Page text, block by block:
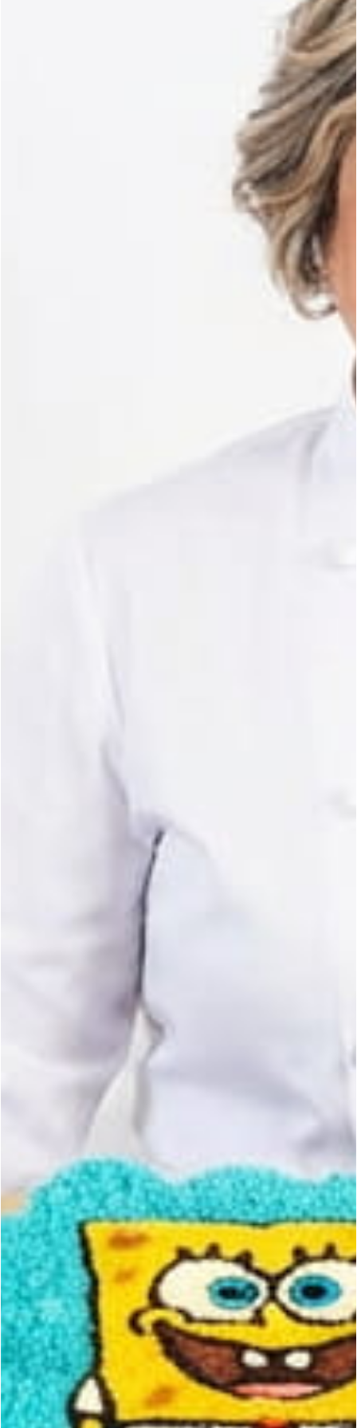
Curso de decoración de galletas en Aguascalientes
Curso de pasteles para diabeticos en Aguascalientes
Curso de galletas crumbl en Aguascalientes
Curso de pastel tendencia en Aguascalientes
Curso de jabones terapéuticos y artesanales en